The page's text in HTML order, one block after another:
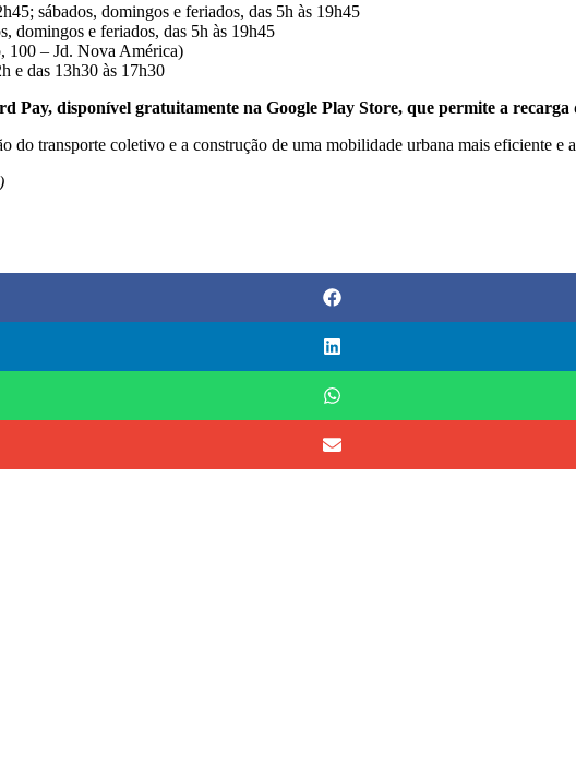
sábados, domingos e feriados, das 5h às 19h45
domingos e feriados, das 5h às 19h45
100 – Jd. Nova América)
e das 13h30 às 17h30
Pay, disponível gratuitamente na Google Play Store, que permite a
do transporte coletivo e a construção de uma mobilidade urbana mais eficiente e